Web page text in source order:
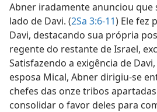
Abner iradamente anunciou que
lado de Davi. (2Sa 3:6-11) Ele fez
Davi, destacando sua própria
regente do restante de Israel,
Satisfazendo a exigência de
esposa Mical, Abner dirigiu-se
chefes das onze tribos
consolidar o favor deles para